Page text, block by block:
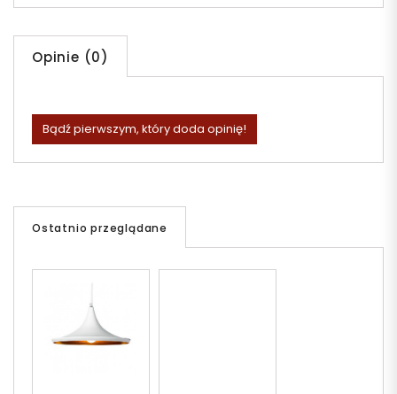
Opinie (0)
Bądź pierwszym, który doda opinię!
Ostatnio przeglądane